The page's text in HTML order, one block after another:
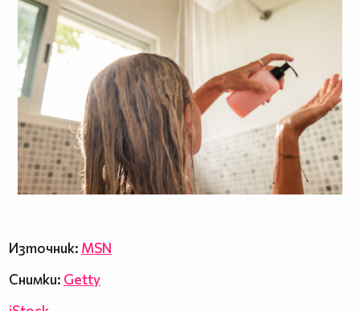
Източник: MSN
Снимки: Getty